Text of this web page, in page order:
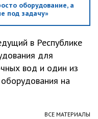
оборудование, а
под задачу»
в Республике
для
вод и один из
на
ВСЕ МАТЕРИАЛЫ